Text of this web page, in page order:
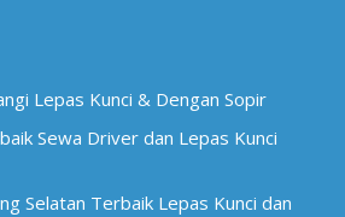
Lepas Kunci & Dengan Sopir
Sewa Driver dan Lepas Kunci
Selatan Terbaik Lepas Kunci dan